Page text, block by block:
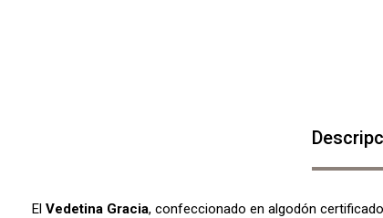
El Vedetina Gracia, confeccionado en algodón